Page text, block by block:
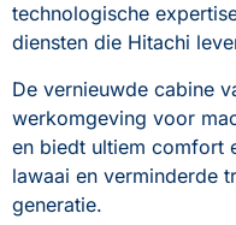
technologische
diensten die Hitachi
De vernieuwde cabine
werkomgeving voor
en biedt ultiem comfort
lawaai en verminderde
generatie.